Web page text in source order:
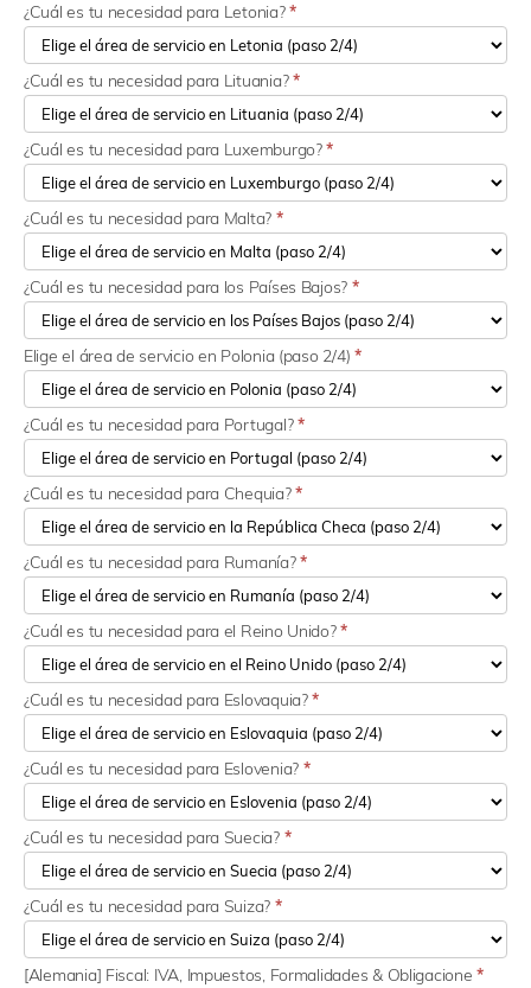
¿Cuál es tu necesidad para Letonia?*
¿Cuál es tu necesidad para Lituania?*
¿Cuál es tu necesidad para Luxemburgo?*
¿Cuál es tu necesidad para Malta? *
¿Cuál es tu necesidad para los Países Bajos? *
Elige el área de servicio en Polonia (paso 2/4)*
¿Cuál es tu necesidad para Portugal?*
¿Cuál es tu necesidad para Chequia?*
¿Cuál es tu necesidad para Rumanía?*
¿Cuál es tu necesidad para el Reino Unido?*
¿Cuál es tu necesidad para Eslovaquia?*
¿Cuál es tu necesidad para Eslovenia? *
¿Cuál es tu necesidad para Suecia? *
¿Cuál es tu necesidad para Suiza? *
[Alemania] Fiscal: IVA, Impuestos, Formalidades & Obligacione*